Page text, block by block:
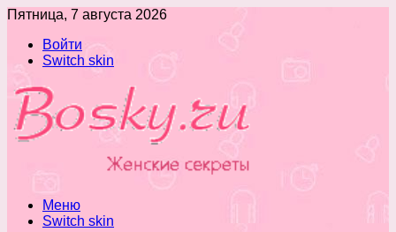
Пятница, 7 августа 2026
Войти
Switch skin
Меню
Switch skin